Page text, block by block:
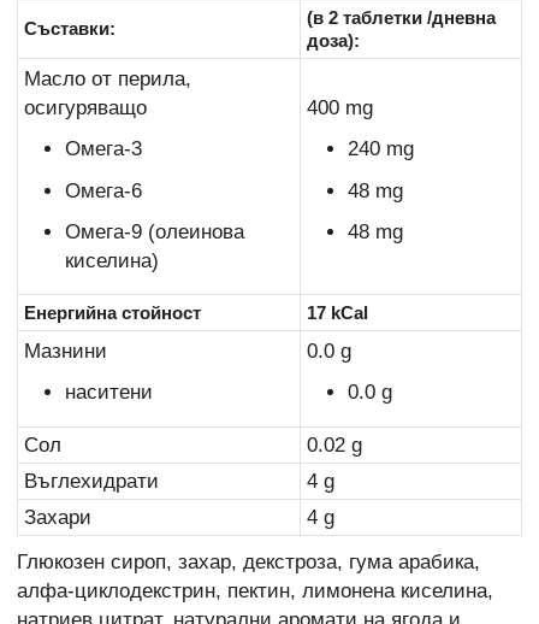
Съставки:
(в 2 таблетки /дневна
доза):
Масло от перила,
осигуряващо
Омега-3
Омега-6
Омега-9 (олеинова
киселина)
400 mg
240 mg
48 mg
48 mg
Енергийна стойност 17 kCal
Мазнини
наситени
0.0 g
0.0 g
Сол
0.02 g
Въглехидрати
4 g
Захари
4 g
Глюкозен сироп, захар, декстроза, гума арабика,
алфа-циклодекстрин, пектин, лимонена киселина,